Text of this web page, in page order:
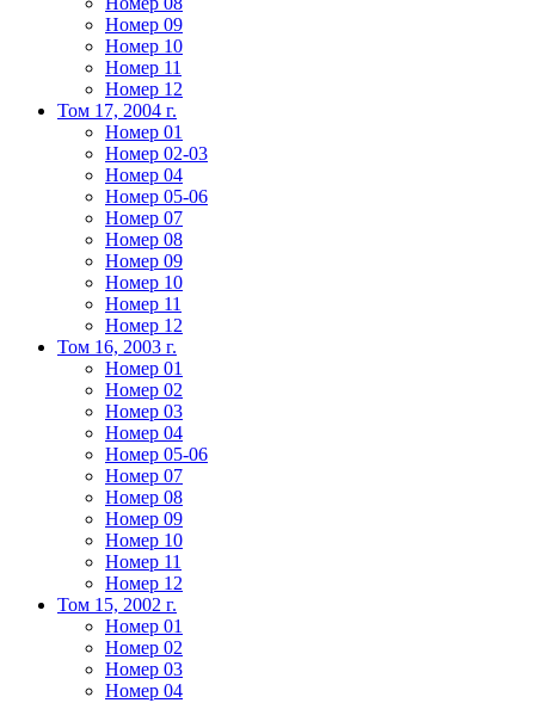
Номер 09
Номер 10
Номер 11
Номер 12
Том 17, 2004 г.
Номер 01
Номер 02-03
Номер 04
Номер 05-06
Номер 07
Номер 08
Номер 09
Номер 10
Номер 11
Номер 12
Том 16, 2003 г.
Номер 01
Номер 02
Номер 03
Номер 04
Номер 05-06
Номер 07
Номер 08
Номер 09
Номер 10
Номер 11
Номер 12
Том 15, 2002 г.
Номер 01
Номер 02
Номер 03
Номер 04